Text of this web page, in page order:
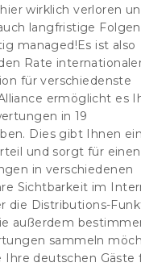
wirklich verloren
langfristige Folgen
managed!Es ist also
Rate
für verschiedenste
ermöglicht es
in 19
Dies gibt Ihnen
und sorgt für einen
in verschiedenen
Sichtbarkeit im
die Distributions-
außerdem
sammeln
Ihre deutschen Gäste